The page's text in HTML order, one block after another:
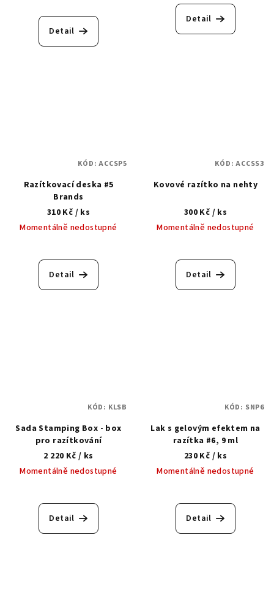
Detail
Detail
Razítkovací deska #5
Brands
310 Kč / ks
Momentálně nedostupné
Detail
KÓD:ACCSP5
Kovové razítko na nehty
300 Kč / ks
Momentálně nedostupné
Detail
KÓD:ACCSS3
Sada Stamping Box - box
pro razítkování
2 220 Kč / ks
Momentálně nedostupné
hodnocení
produktu
Detail
KÓD: KLSB
Lak s gelovým efektem na
razítka #6, 9 ml
230 Kč / ks
Momentálně nedostupné
Detail
KÓD: SNP6